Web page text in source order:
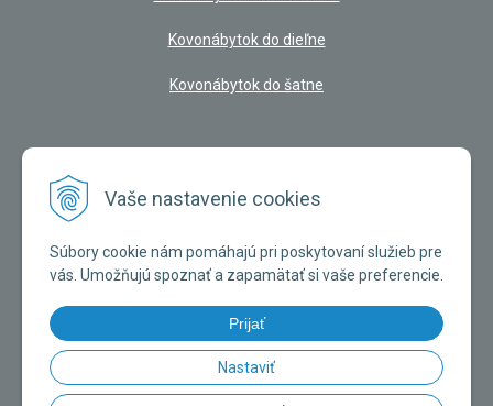
Vaše nastavenie cookies
Súbory cookie nám pomáhajú pri poskytovaní služieb pre
vás. Umožňujú spoznať a zapamätať si vaše preferencie.
Prijať
Nastaviť
Kovonábytok do dieľne
Kovonábytok do šatne